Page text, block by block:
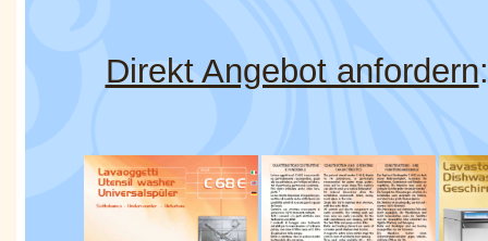
Direkt Angebot anfordern